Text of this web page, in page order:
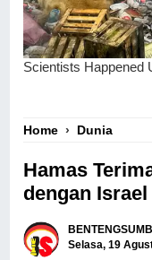
Home › Dunia
Hamas
dengan Israel
Selasa, 19